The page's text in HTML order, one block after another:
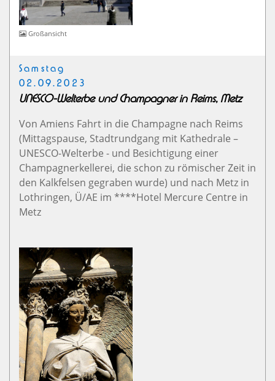
Großansicht
Samstag
02.09.2023
UNESCO-Welterbe und Champagner in Reims, Metz
Von Amiens Fahrt in die Champagne nach Reims
(Mittagspause, Stadtrundgang mit Kathedrale –
UNESCO-Welterbe - und Besichtigung einer
Champagnerkellerei, die schon zu römischer Zeit in
den Kalkfelsen gegraben wurde) und nach Metz in
Lothringen, Ü/AE im ****Hotel Mercure Centre in
Metz